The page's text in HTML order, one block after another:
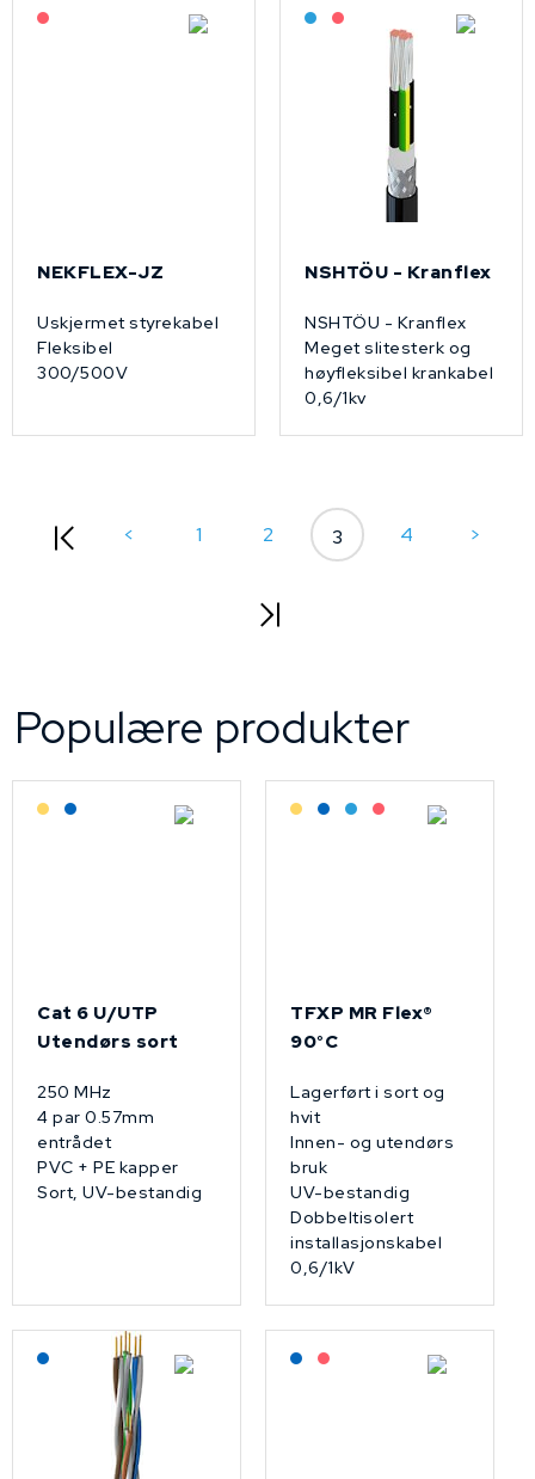
NEKFLEX-JZ
Uskjermet styrekabel
Fleksibel
300/500V
Bestilling: 2-3 uker
På forespørsel
NSHTÖU - Kranflex
NSHTÖU - Kranflex
Meget slitesterk og
høyfleksibel krankabel
0,6/1kv
< 1 2 3 4 >
Populære produkter
Lagerført: Grossist
Lagerført: NEK Kabel
Cat 6 U/UTP
Utendørs sort
250 MHz
4 par 0.57mm
entrådet
PVC + PE kapper
Sort, UV-bestandig
Lagerført: Grossist
Lagerført: NEK Kabel
Bestilling: 2-3 uker
På forespørsel
TFXP MR Flex®
90°C
Lagerført i sort og
hvit
Innen- og utendørs
bruk
UV-bestandig
Dobbeltisolert
installasjonskabel
0,6/1kV
Lagerført: NEK Kabel Lagerført: NEK Kabel
På forespørsel